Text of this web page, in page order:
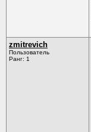
zmitrevich
Пользователь
Ранг: 1